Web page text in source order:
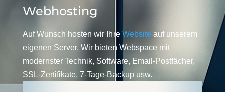
Webhosting
Auf Wunsch hosten wir Ihre Website auf unserem
eigenen Server. Wir bieten Webspace mit
modernster Technik, Software, Email-Postfächer,
SSL-Zertifikate, 7-Tage-Backup usw.